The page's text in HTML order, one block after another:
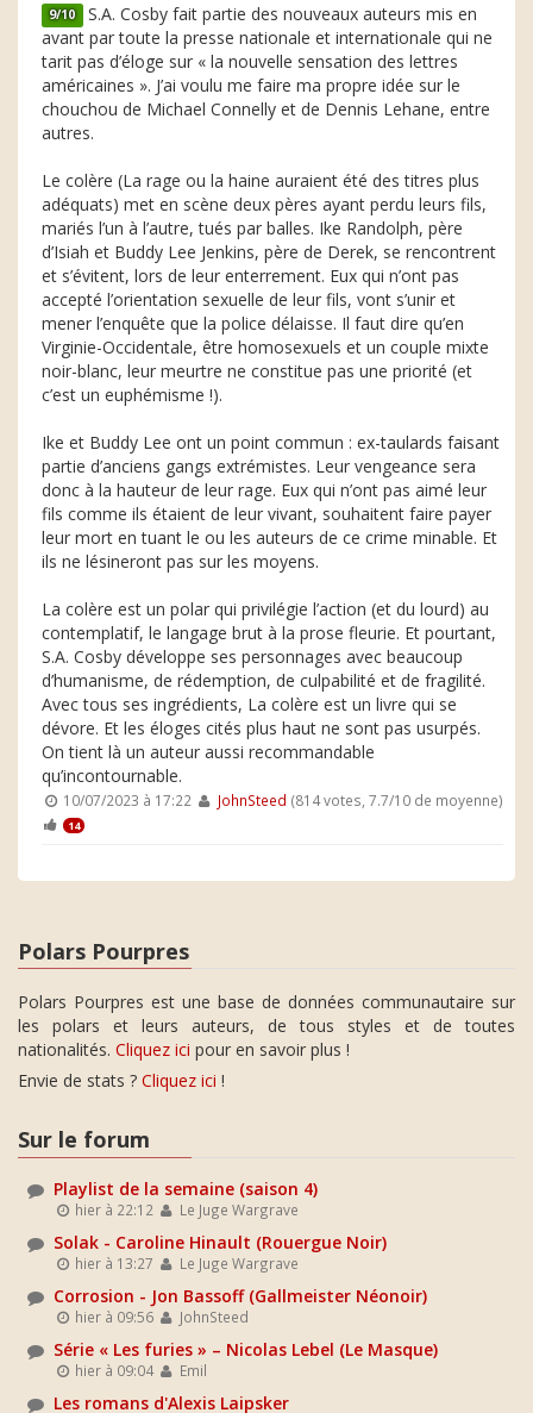
9/10 S.A. Cosby fait partie des nouveaux auteurs mis en
avant par toute la presse nationale et internationale qui ne
tarit pas d’éloge sur « la nouvelle sensation des lettres
américaines ». J’ai voulu me faire ma propre idée sur le
chouchou de Michael Connelly et de Dennis Lehane, entre
autres.
Le colère (La rage ou la haine auraient été des titres plus
adéquats) met en scène deux pères ayant perdu leurs fils,
mariés l’un à l’autre, tués par balles. Ike Randolph, père
d’Isiah et Buddy Lee Jenkins, père de Derek, se rencontrent
et s’évitent, lors de leur enterrement. Eux qui n’ont pas
accepté l’orientation sexuelle de leur fils, vont s’unir et
mener l’enquête que la police délaisse. Il faut dire qu’en
Virginie-Occidentale, être homosexuels et un couple mixte
noir-blanc, leur meurtre ne constitue pas une priorité (et
c’est un euphémisme !).
Ike et Buddy Lee ont un point commun : ex-taulards faisant
partie d’anciens gangs extrémistes. Leur vengeance sera
donc à la hauteur de leur rage. Eux qui n’ont pas aimé leur
fils comme ils étaient de leur vivant, souhaitent faire payer
leur mort en tuant le ou les auteurs de ce crime minable. Et
ils ne lésineront pas sur les moyens.
La colère est un polar qui privilégie l’action (et du lourd) au
contemplatif, le langage brut à la prose fleurie. Et pourtant,
S.A. Cosby développe ses personnages avec beaucoup
d’humanisme, de rédemption, de culpabilité et de fragilité.
Avec tous ses ingrédients, La colère est un livre qui se
dévore. Et les éloges cités plus haut ne sont pas usurpés.
On tient là un auteur aussi recommandable
qu’incontournable.
10/07/2023 à 17:22 JohnSteed (814 votes, 7.7/10 de moyenne)
14
Polars Pourpres
Polars Pourpres est une base de données communautaire sur
les polars et leurs auteurs, de tous styles et de toutes
nationalités. Cliquez ici pour en savoir plus !
Envie de stats ? Cliquez ici !
Sur le forum
Playlist de la semaine (saison 4)
hier à 22:12 Le Juge Wargrave
Solak - Caroline Hinault (Rouergue Noir)
hier à 13:27 Le Juge Wargrave
Corrosion - Jon Bassoff (Gallmeister Néonoir)
hier à 09:56 JohnSteed
Série « Les furies » – Nicolas Lebel (Le Masque)
hier à 09:04 Emil
Les romans d'Alexis Laipsker